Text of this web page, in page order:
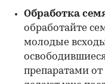
Обработка
обработайте
молодые
препаратами от